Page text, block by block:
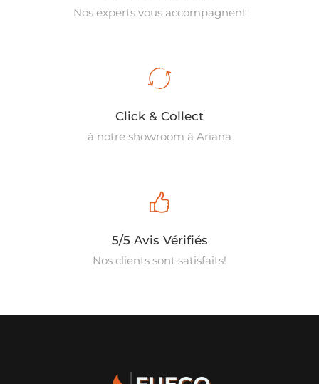
Nos experts vous accompagnent
Click & Collect
à notre showroom à Ariana
5/5 Avis Vérifiés
Nos clients sont satisfaits!